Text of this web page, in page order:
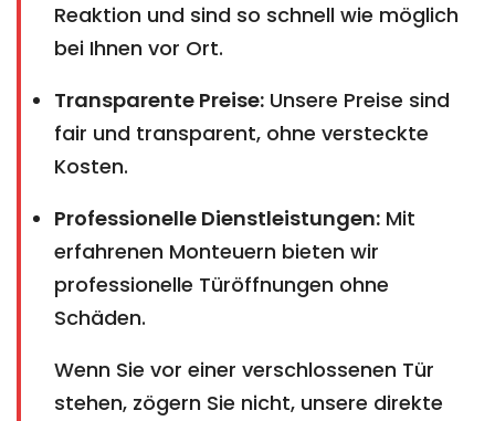
Reaktion und sind so schnell wie möglich
bei Ihnen vor Ort.
Transparente Preise: Unsere Preise sind
fair und transparent, ohne versteckte
Kosten.
Professionelle Dienstleistungen: Mit
erfahrenen Monteuern bieten wir
professionelle Türöffnungen ohne
Schäden.
Wenn Sie vor einer verschlossenen Tür
stehen, zögern Sie nicht, unsere direkte